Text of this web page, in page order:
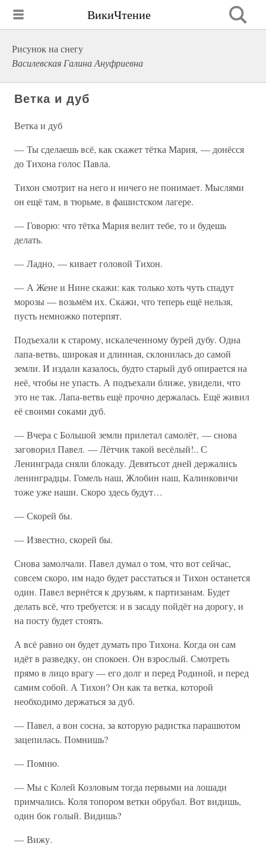
ВикиЧтение
Рисунок на снегу
Василевская Галина Ануфриевна
Ветка и дуб
Ветка и дуб
— Ты сделаешь всё, как скажет тётка Мария, — донёсся
до Тихона голос Павла.
Тихон смотрит на него и ничего не понимает. Мыслями
он ещё там, в тюрьме, в фашистском лагере.
— Говорю: что тётка Мария велит тебе, то и будешь
делать.
— Ладно, — кивает головой Тихон.
— А Жене и Нине скажи: как только хоть чуть спадут
морозы — возьмём их. Скажи, что теперь ещё нельзя,
пусть немножко потерпят.
Подъехали к старому, искалеченному бурей дубу. Одна
лапа-ветвь, широкая и длинная, склонилась до самой
земли. И издали казалось, будто старый дуб опирается на
неё, чтобы не упасть. А подъехали ближе, увидели, что
это не так. Лапа-ветвь ещё прочно держалась. Ещё живил
её своими соками дуб.
— Вчера с Большой земли прилетал самолёт, — снова
заговорил Павел. — Лётчик такой весёлый!.. С
Ленинграда сняли блокаду. Девятьсот дней держались
ленинградцы. Гомель наш, Жлобин наш, Калинковичи
тоже уже наши. Скоро здесь будут…
— Скорей бы.
— Известно, скорей бы.
Снова замолчали. Павел думал о том, что вот сейчас,
совсем скоро, им надо будет расстаться и Тихон останется
один. Павел вернётся к друзьям, к партизанам. Будет
делать всё, что требуется: и в засаду пойдёт на дорогу, и
на посту будет стоять.
А всё равно он будет думать про Тихона. Когда он сам
идёт в разведку, он спокоен. Он взрослый. Смотреть
прямо в лицо врагу — его долг и перед Родиной, и перед
самим собой. А Тихон? Он как та ветка, которой
необходимо держаться за дуб.
— Павел, а вон сосна, за которую радистка парашютом
зацепилась. Помнишь?
— Помню.
— Мы с Колей Козловым тогда первыми на лошади
примчались. Коля топором ветки обрубал. Вот видишь,
один бок голый. Видишь?
— Вижу.